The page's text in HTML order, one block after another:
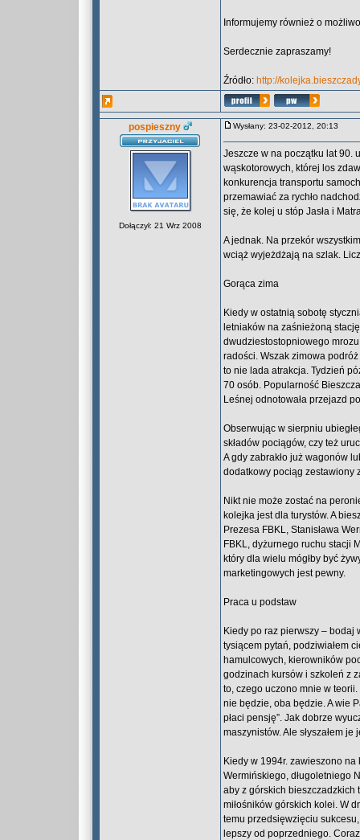
Informujemy również o
Serdecznie zapraszamy!
Źródło: http://
pospieszny
Dołączył: 21 Wrz 2008
Wysłany: 23-02-2012, 20:13
Jeszcze w na początku lat 90.
wąskotorowych, której los
konkurencja transportu
przemawiać za rychło
się, że kolej u stóp Jasła i
A jednak. Na przekór
wciąż wyjeżdżają na szlak.
Gorąca zima
Kiedy w ostatnią sobotę
letniaków na zaśnieżoną
dwudziestostopniowego
radości. Wszak zimowa
to nie lada atrakcja. Tydzień
70 osób. Popularność
Leśnej odnotowała przejazd
Obserwując w sierpniu
składów pociągów, czy też
A gdy zabrakło już wagonów
dodatkowy pociąg zestawiony
Nikt nie może zostać na
kolejka jest dla turystów. A
Prezesa FBKL, Stanisława
FBKL, dyżurnego ruchu stacji
który dla wielu mógłby być
marketingowych jest pewny.
Praca u podstaw
Kiedy po raz pierwszy – bodaj
tysiącem pytań, podziwiałem
hamulcowych, kierowników
godzinach kursów i szkoleń z
to, czego uczono mnie w teorii.
nie będzie, oba będzie. A wie
płaci pensję”. Jak dobrze
maszynistów. Ale słyszałem
Kiedy w 1994r. zawieszono
Wermińskiego, długoletniego
aby z górskich bieszczadzkich
miłośników górskich kolei. W
temu przedsięwzięciu
lepszy od poprzedniego.